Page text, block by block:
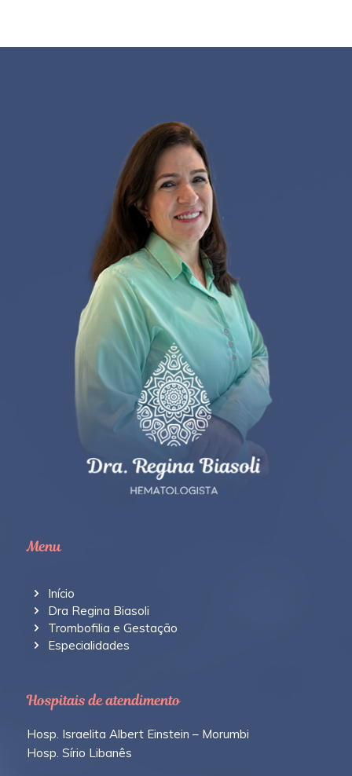
Menu
Início
Dra Regina Biasoli
Trombofilia e Gestação
Especialidades
Hospitais de atendimento
Hosp. Israelita Albert Einstein – Morumbi
Hosp. Sírio Libanês